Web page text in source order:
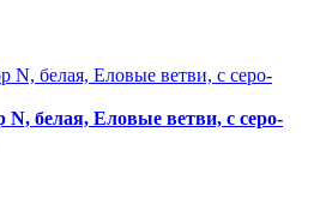
белая, Еловые ветви, с серо-